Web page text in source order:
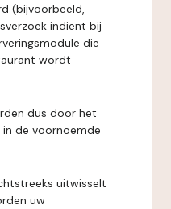
(bijvoorbeeld,
indient bij
die
wordt
dus door het
de voornoemde
uitwisselt
uw